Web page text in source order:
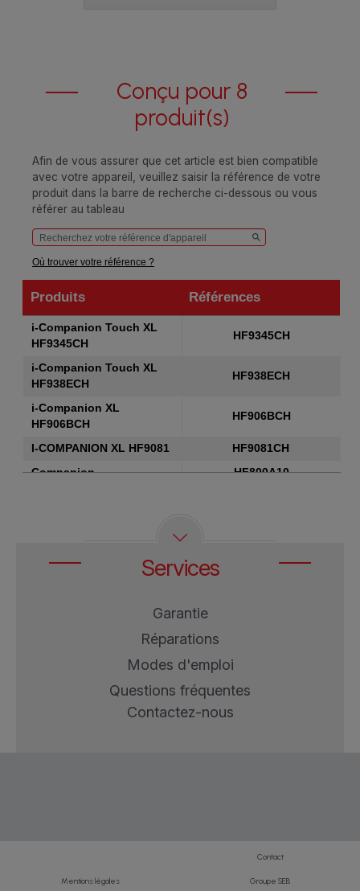
Conçu pour 8
produit(s)
Afin de vous assurer que cet article est bien compatible
avec votre appareil, veuillez saisir la référence de votre
produit dans la barre de recherche ci-dessous ou vous
référer au tableau
Où trouver votre référence ?
Produits
Références
Produits
i-Companion Touch XL
HF9345CH
HF9345CH
i-Companion Touch XL
HF938ECH
HF938ECH
i-Companion XL
HF906BCH
HF906BCH
I-COMPANION XL HF9081
HF9081CH
Companion
HF800A10
Services
Garantie
Réparations
Modes d'emploi
Questions fréquentes
Contactez-nous
Contact
Mentions légales Groupe SEB